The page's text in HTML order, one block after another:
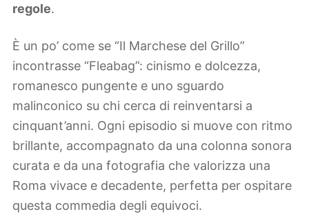
regole.
È un po’ come se “Il Marchese del Grillo”
incontrasse “Fleabag”: cinismo e dolcezza,
romanesco pungente e uno sguardo
malinconico su chi cerca di reinventarsi a
cinquant’anni. Ogni episodio si muove con ritmo
brillante, accompagnato da una colonna sonora
curata e da una fotografia che valorizza una
Roma vivace e decadente, perfetta per ospitare
questa commedia degli equivoci.